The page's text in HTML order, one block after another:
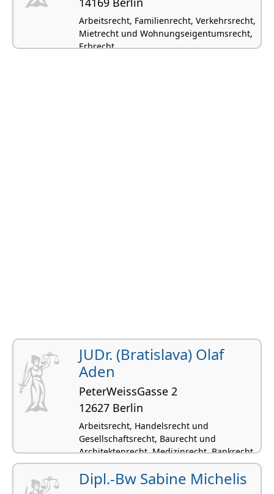
Arbeitsrecht, Familienrecht, Verkehrsrecht,
Mietrecht und Wohnungseigentumsrecht,
Erbrecht
JUDr. (Bratislava) Olaf
Aden
PeterWeissGasse 2
12627 Berlin
Arbeitsrecht, Handelsrecht und
Gesellschaftsrecht, Baurecht und
Architektenrecht, Medizinrecht, Bankrecht
und Kapitalmarktrecht
Dipl.-Bw Sabine Michelis